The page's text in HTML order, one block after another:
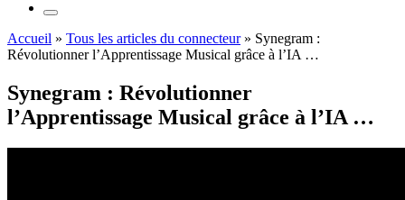
Accueil » Tous les articles du connecteur» Synegram :
Révolutionner l’Apprentissage Musical grâce à l’IA …
Synegram : Révolutionner
l’Apprentissage Musical grâce à l’IA …